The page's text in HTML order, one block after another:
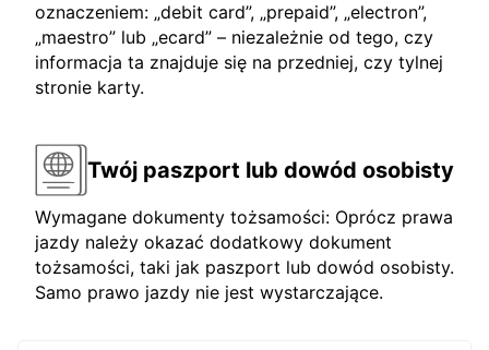
oznaczeniem: „debit card”, „prepaid”, „electron”,
„maestro” lub „ecard” – niezależnie od tego, czy
informacja ta znajduje się na przedniej, czy tylnej
stronie karty.
Twój paszport lub dowód osobisty
Wymagane dokumenty tożsamości: Oprócz prawa
jazdy należy okazać dodatkowy dokument
tożsamości, taki jak paszport lub dowód osobisty.
Samo prawo jazdy nie jest wystarczające.